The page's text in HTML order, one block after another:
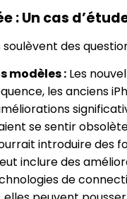
: Un cas
des
modèles : Les
les anciens
se sentir
introduire
inclure des
de